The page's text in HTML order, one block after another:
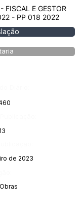
E GESTOR
- PP 018 2022
de 2023